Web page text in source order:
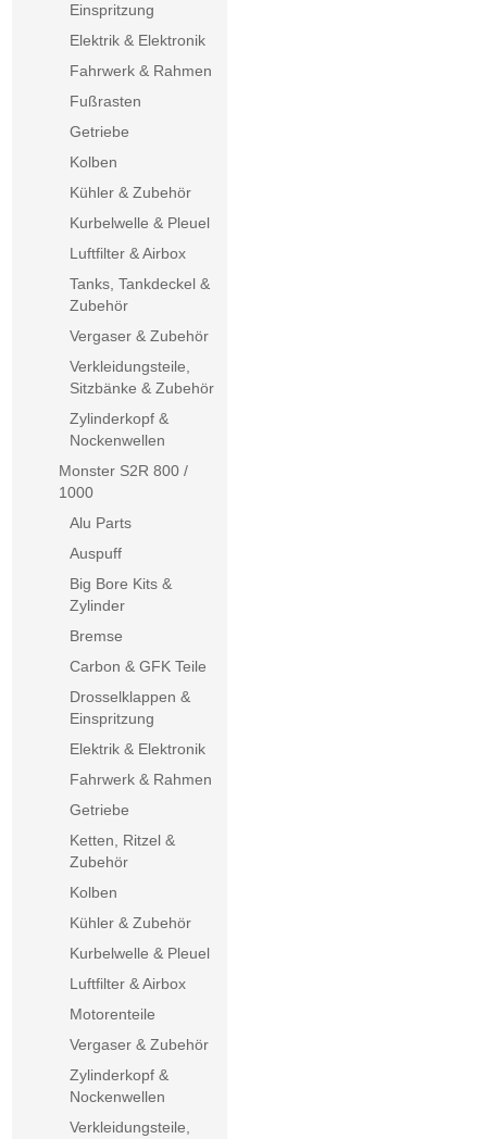
Einspritzung
Elektrik & Elektronik
Fahrwerk & Rahmen
Fußrasten
Getriebe
Kolben
Kühler & Zubehör
Kurbelwelle & Pleuel
Luftfilter & Airbox
Tanks, Tankdeckel &
Zubehör
Vergaser & Zubehör
Verkleidungsteile,
Sitzbänke & Zubehör
Zylinderkopf &
Nockenwellen
Monster S2R 800 /
1000
Alu Parts
Auspuff
Big Bore Kits &
Zylinder
Bremse
Carbon & GFK Teile
Drosselklappen &
Einspritzung
Elektrik & Elektronik
Fahrwerk & Rahmen
Getriebe
Ketten, Ritzel &
Zubehör
Kolben
Kühler & Zubehör
Kurbelwelle & Pleuel
Luftfilter & Airbox
Motorenteile
Vergaser & Zubehör
Zylinderkopf &
Nockenwellen
Verkleidungsteile,